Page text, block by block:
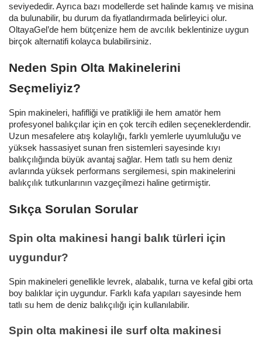
seviyededir. Ayrıca bazı modellerde set halinde kamış ve misina
da bulunabilir, bu durum da fiyatlandırmada belirleyici olur.
OltayaGel’de hem bütçenize hem de avcılık beklentinize uygun
birçok alternatifi kolayca bulabilirsiniz.
Neden Spin Olta Makinelerini
Seçmeliyiz?
Spin makineleri, hafifliği ve pratikliği ile hem amatör hem
profesyonel balıkçılar için en çok tercih edilen seçeneklerdendir.
Uzun mesafelere atış kolaylığı, farklı yemlerle uyumluluğu ve
yüksek hassasiyet sunan fren sistemleri sayesinde kıyı
balıkçılığında büyük avantaj sağlar. Hem tatlı su hem deniz
avlarında yüksek performans sergilemesi, spin makinelerini
balıkçılık tutkunlarının vazgeçilmezi haline getirmiştir.
Sıkça Sorulan Sorular
Spin olta makinesi hangi balık türleri için
uygundur?
Spin makineleri genellikle levrek, alabalık, turna ve kefal gibi orta
boy balıklar için uygundur. Farklı kafa yapıları sayesinde hem
tatlı su hem de deniz balıkçılığı için kullanılabilir.
Spin olta makinesi ile surf olta makinesi